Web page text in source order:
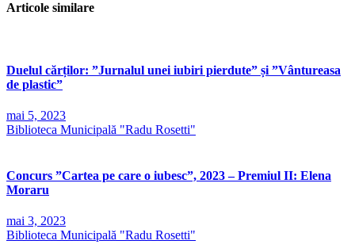
Articole similare
Duelul cărților: ”Jurnalul unei iubiri pierdute” și ”Vântureasa
de plastic”
mai 5, 2023
Biblioteca Municipală "Radu Rosetti"
Concurs ”Cartea pe care o iubesc”, 2023 – Premiul II: Elena
Moraru
mai 3, 2023
Biblioteca Municipală "Radu Rosetti"